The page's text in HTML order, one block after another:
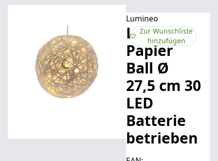
Lumineo
LED
Papier
Ball Ø
27,5 cm 30
LED
Batterie
betrieben
Zur Wunschliste
hinzufügen